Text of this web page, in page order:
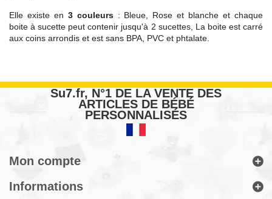
Elle existe en 3 couleurs: Bleue, Rose et blanche et chaque
boite à sucette peut contenir jusqu'à 2 sucettes, La boite est carré
aux coins arrondis et est sans BPA, PVC et phtalate.
Su7.fr, N°1 DE LA VENTE DES
ARTICLES DE BÉBÉ
PERSONNALISÉS
Mon compte
Informations